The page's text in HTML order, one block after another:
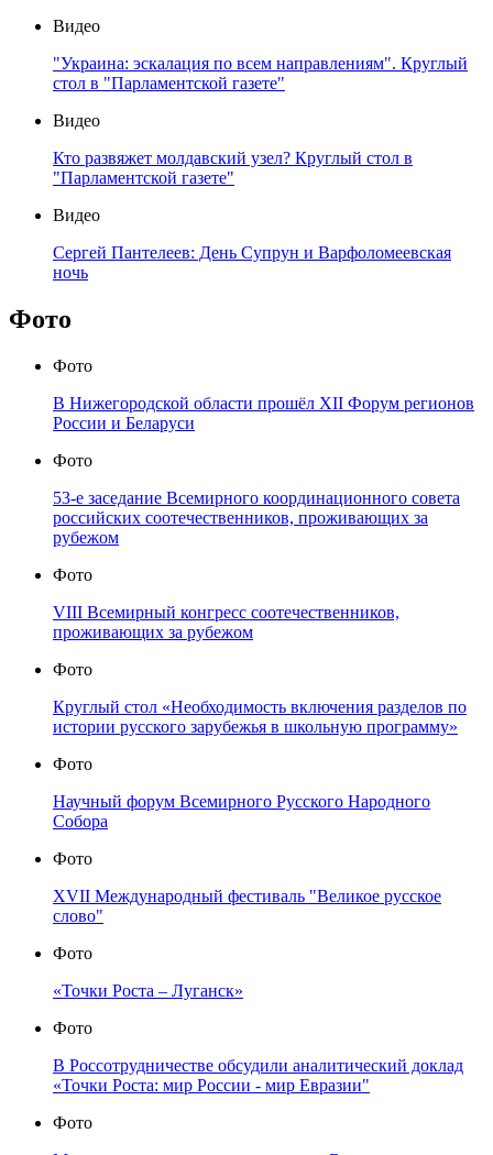
Видео
"Украина: эскалация по всем направлениям". Круглый
стол в "Парламентской газете"
Видео
Кто развяжет молдавский узел? Круглый стол в
"Парламентской газете"
Видео
Сергей Пантелеев: День Супрун и Варфоломеевская
ночь
Фото
Фото
В Нижегородской области прошёл XII Форум регионов
России и Беларуси
Фото
53-е заседание Всемирного координационного совета
российских соотечественников, проживающих за
рубежом
Фото
VIII Всемирный конгресс соотечественников,
проживающих за рубежом
Фото
Круглый стол «Необходимость включения разделов по
истории русского зарубежья в школьную программу»
Фото
Научный форум Всемирного Русского Народного
Собора
Фото
XVII Международный фестиваль "Великое русское
слово"
Фото
«Точки Роста – Луганск»
Фото
В Россотрудничестве обсудили аналитический доклад
«Точки Роста: мир России - мир Евразии"
Фото